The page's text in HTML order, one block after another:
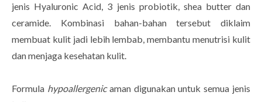
jenis Hyaluronic Acid, 3 jenis probiotik, shea butter dan
ceramide. Kombinasi bahan-bahan tersebut diklaim
membuat kulit jadi lebih lembab, membantu menutrisi kulit
dan menjaga kesehatan kulit.
Formula hypoallergenicaman digunakan untuk semua jenis